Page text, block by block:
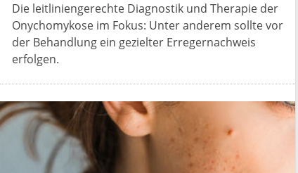
Die leitliniengerechte Diagnostik und Therapie der
Onychomykose im Fokus: Unter anderem sollte vor
der Behandlung ein gezielter Erregernachweis
erfolgen.